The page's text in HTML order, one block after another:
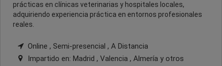
prácticas en clínicas veterinarias y hospitales locales,
adquiriendo experiencia práctica en entornos profesionales
reales.
Online , Semi-presencial , A Distancia
Impartido en: Madrid , Valencia , Almería y otros